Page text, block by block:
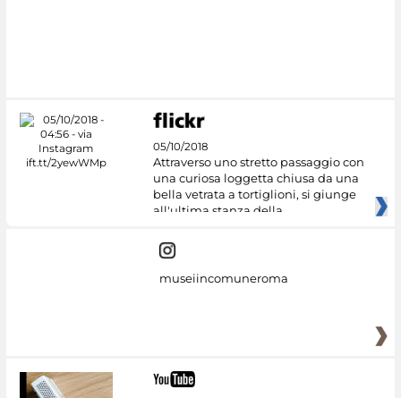
05/10/2018
Attraverso uno stretto passaggio con
una curiosa loggetta chiusa da una
bella vetrata a tortiglioni, si giunge
all'ultima stanza della
museiincomuneroma